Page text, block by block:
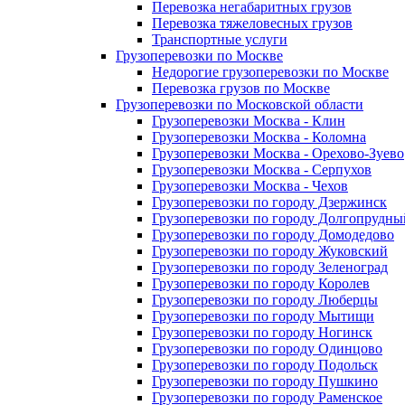
Перевозка негабаритных грузов
Перевозка тяжеловесных грузов
Транспортные услуги
Грузоперевозки по Москве
Недорогие грузоперевозки по Москве
Перевозка грузов по Москве
Грузоперевозки по Московской области
Грузоперевозки Москва - Клин
Грузоперевозки Москва - Коломна
Грузоперевозки Москва - Орехово-Зуево
Грузоперевозки Москва - Серпухов
Грузоперевозки Москва - Чехов
Грузоперевозки по городу Дзержинск
Грузоперевозки по городу
Грузоперевозки по городу Домодедово
Грузоперевозки по городу Жуковский
Грузоперевозки по городу Зеленоград
Грузоперевозки по городу Королев
Грузоперевозки по городу Люберцы
Грузоперевозки по городу Мытищи
Грузоперевозки по городу Ногинск
Грузоперевозки по городу Одинцово
Грузоперевозки по городу Подольск
Грузоперевозки по городу Пушкино
Грузоперевозки по городу Раменское